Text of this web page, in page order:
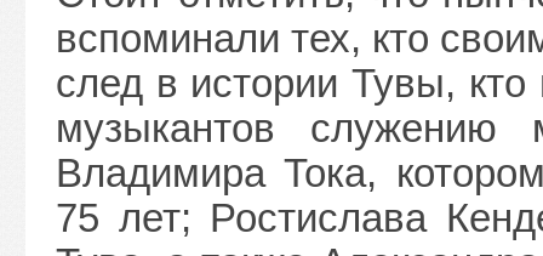
вспоминали тех, кто
след в истории Тувы,
музыкантов
Владимира Тока,
75 лет; Ростислава